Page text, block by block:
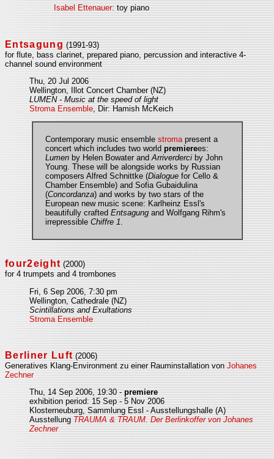
Isabel Ettenauer: toy piano
Entsagung (1991-93)
for flute, bass clarinet, prepared piano, percussion and interactive 4-
channel sound environment
Thu, 20 Jul 2006
Wellington, Illot Concert Chamber (NZ)
LUMEN - Music at the speed of light
Stroma Ensemble , Dir: Hamish McKeich
Contemporary music ensemble stromapresent a
concert which includes two world premierees:
Lumenby Helen Bowater andArriverderciby John
Young. These will be alongside works by Russian
composers Alfred Schnittke (Dialoguefor Cello &
Chamber Ensemble) and Sofia Gubaidulina
(Concordanza) and works by two stars of the
European new music scene: Karlheinz Essl's
beautifully crafted Entsagungand Wolfgang Rihm's
irrepressible Chiffre 1.
four2eight (2000)
for 4 trumpets and 4 trombones
Fri, 6 Sep 2006, 7:30 pm
Wellington, Cathedrale (NZ)
Scintillations and Exultations
Stroma Ensemble
Berliner Luft (2006)
Generatives Klang-Environment zu einer Rauminstallation von Johanes
Zechner
Thu, 14 Sep 2006, 19:30 - premiere
exhibition period: 15 Sep - 5 Nov 2006
Klosterneuburg, Sammlung Essl - Ausstellungshalle (A)
Ausstellung TRAUMA & TRAUM. Der Berlinkoffer von Johanes
Zechner